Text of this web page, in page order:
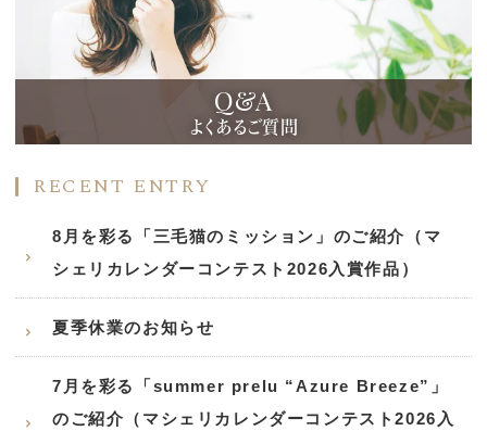
Q&A
よくあるご質問
RECENT ENTRY
8月を彩る「三毛猫のミッション」のご紹介（マ
シェリカレンダーコンテスト2026入賞作品）
夏季休業のお知らせ
7月を彩る「summer prelu “Azure Breeze”」
のご紹介（マシェリカレンダーコンテスト2026入